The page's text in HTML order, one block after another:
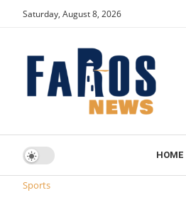
Saturday, August 8, 2026
HOME
Home «Η
Sports